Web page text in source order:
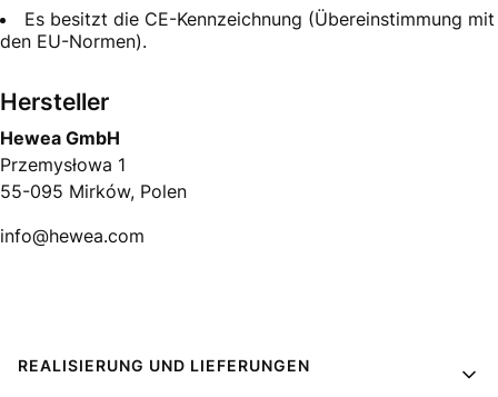
Es besitzt die CE-Kennzeichnung (Übereinstimmung mit
den EU-Normen).
Hersteller
Hewea GmbH
Przemysłowa 1
55-095 Mirków, Polen
info@hewea.com
Fußzeilenmenü
REALISIERUNG UND LIEFERUNGEN